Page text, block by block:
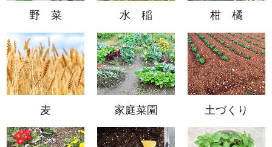
野 菜 水 稲 柑 橘
麦 家庭菜園 土づくり